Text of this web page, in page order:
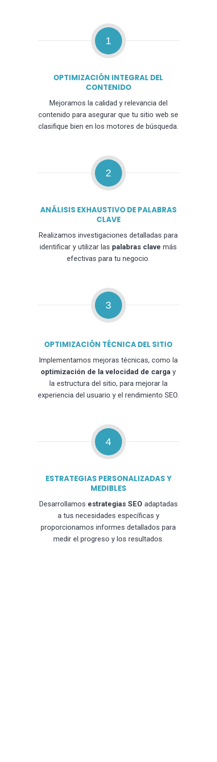
1
OPTIMIZACIÓN INTEGRAL DEL
CONTENIDO
Mejoramos la calidad y relevancia del
contenido para asegurar que tu sitio web se
clasifique bien en los motores de búsqueda.
2
ANÁLISIS EXHAUSTIVO DE PALABRAS
CLAVE
Realizamos investigaciones detalladas para
identificar y utilizar las palabras clave más
efectivas para tu negocio.
3
OPTIMIZACIÓN TÉCNICA DEL SITIO
Implementamos mejoras técnicas, como la
optimización de la velocidad de carga y
la estructura del sitio, para mejorar la
experiencia del usuario y el rendimiento SEO.
4
ESTRATEGIAS PERSONALIZADAS Y
MEDIBLES
Desarrollamos estrategias SEO adaptadas
a tus necesidades específicas y
proporcionamos informes detallados para
medir el progreso y los resultados.